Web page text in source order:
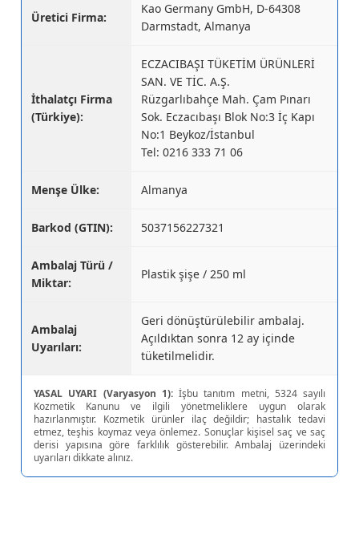
Üretici Firma:
Kao Germany GmbH, D-64308
Darmstadt, Almanya
İthalatçı Firma
(Türkiye):
ECZACIBAŞI TÜKETİM ÜRÜNLERİ
SAN. VE TİC. A.Ş.
Rüzgarlıbahçe Mah. Çam Pınarı
Sok. Eczacıbaşı Blok No:3 İç Kapı
No:1 Beykoz/İstanbul
Tel: 0216 333 71 06
Menşe Ülke: Almanya
Barkod (GTIN): 5037156227321
Ambalaj Türü /
Miktar:
Plastik şişe / 250 ml
Ambalaj
Uyarıları:
Geri dönüştürülebilir ambalaj.
Açıldıktan sonra 12 ay içinde
tüketilmelidir.
YASAL UYARI (Varyasyon 1):İşbu tanıtım metni, 5324 sayılı
Kozmetik Kanunu ve ilgili yönetmeliklere uygun olarak
hazırlanmıştır. Kozmetik ürünler ilaç değildir; hastalık tedavi
etmez, teşhis koymaz veya önlemez. Sonuçlar kişisel saç ve saç
derisi yapısına göre farklılık gösterebilir. Ambalaj üzerindeki
uyarıları dikkate alınız.